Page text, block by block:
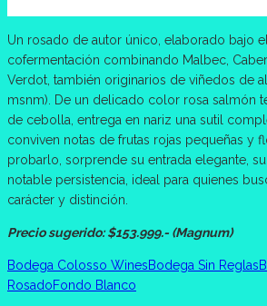
Un rosado de autor único, elaborado bajo
cofermentación combinando Malbec,
Verdot, también originarios de viñedos de
msnm). De un delicado color rosa salmón
de cebolla, entrega en nariz una sutil
conviven notas de frutas rojas pequeñas y
probarlo, sorprende su entrada elegante,
notable persistencia, ideal para quienes
carácter y distinción.
Precio sugerido: $153.999.- (Magnum)
Bodega Colosso WinesBodega Sin Reglas
RosadoFondo Blanco